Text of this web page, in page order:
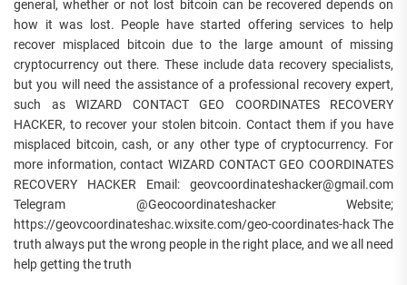
general, whether or not lost bitcoin can be recovered depends on
how it was lost. People have started offering services to help
recover misplaced bitcoin due to the large amount of missing
cryptocurrency out there. These include data recovery specialists,
but you will need the assistance of a professional recovery expert,
such as WIZARD CONTACT GEO COORDINATES RECOVERY
HACKER, to recover your stolen bitcoin. Contact them if you have
misplaced bitcoin, cash, or any other type of cryptocurrency. For
more information, contact WIZARD CONTACT GEO COORDINATES
RECOVERY HACKER Email: geovcoordinateshacker@gmail.com
Telegram @Geocoordinateshacker Website;
https://geovcoordinateshac.wixsite.com/geo-coordinates-hack The
truth always put the wrong people in the right place, and we all need
help getting the truth